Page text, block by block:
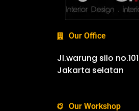
Our Office
Jl.warung silo
Jakarta selatan
Our Workshop